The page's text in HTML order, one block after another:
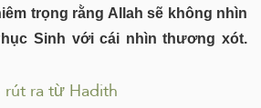
trọng rằng Allah sẽ không nhìn
Sinh với cái nhìn thương xót.
ra từ Hadith